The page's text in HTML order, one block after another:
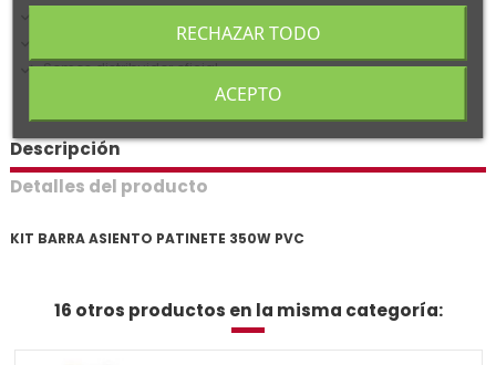
Financiamos tu compra
Somos distribuidor oficial
Descripción
Detalles del producto
KIT BARRA ASIENTO PATINETE 350W PVC
16 otros productos en la misma categoría:
RECHAZAR TODO
ACEPTO